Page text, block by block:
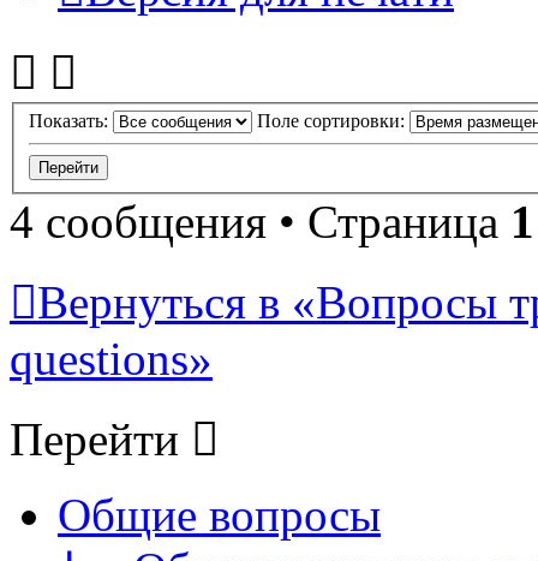
Показать: Поле сортировки:
4 сообщения • Страница 1
Вернуться в «Вопросы
questions»
Перейти
Общие вопросы